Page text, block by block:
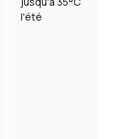
l'été